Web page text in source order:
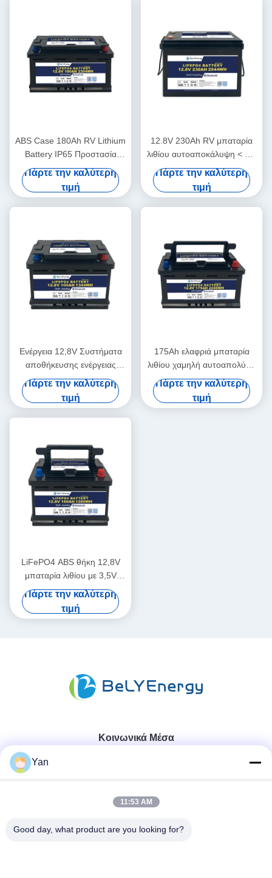
ABS Case 180Ah RV Lithium
Battery IP65 Προστασία
περιβλήματος 10V υπό
προστασία τάσης
Πάρτε την καλύτερη
τιμή
12.8V 230Ah RV μπαταρία
λιθίου αυτοαποκάλυψη < 3%
μηνιαία ABS περίπτωση
Πάρτε την καλύτερη
τιμή
Ενέργεια 12,8V Συστήματα
αποθήκευσης ενέργειας
μπαταρίας -20~60 Πεδίο
θερμοκρασίας εκφόρτισης
Πάρτε την καλύτερη
τιμή
175Ah ελαφριά μπαταρία
λιθίου χαμηλή αυτοαπολύση
3.5V εξισορρόπηση
κυττάρων
Πάρτε την καλύτερη
τιμή
LiFePO4 ABS θήκη 12,8V
μπαταρία λιθίου με 3,5V
κυψέλες εξισορρόπησης
τάσης
Πάρτε την καλύτερη
τιμή
Κοινωνικά Μέσα
86-20-82038494
Yan
11:53 AM
Good day, what product are you looking for?